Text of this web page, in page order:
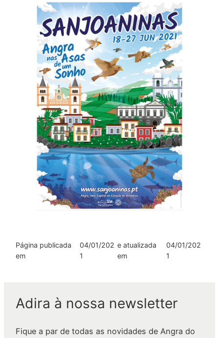
Página publicada
em
04/01/202
1
e atualizada
em
04/01/202
1
Adira à nossa newsletter
Fique a par de todas as novidades de Angra do